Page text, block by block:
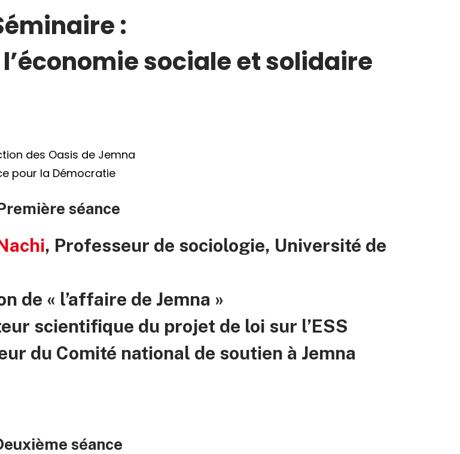
:
sociale et solidaire
des Oasis de Jemna
pour la Démocratie
séance
, Professeur de sociologie, Université de
de « l’affaire de Jemna »
scientifique du projet de loi sur l’ESS
du Comité national de soutien à Jemna
séance